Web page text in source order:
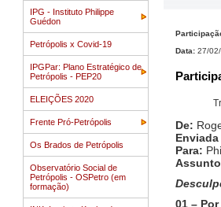
IPG - Instituto Philippe
Guédon
Petrópolis x Covid-19
IPGPar: Plano Estratégico de
Petrópolis - PEP20
ELEIÇÕES 2020
Frente Pró-Petrópolis
Os Brados de Petrópolis
Observatório Social de
Petrópolis - OSPetro (em
formação)
Data: 27/
De:
Enviada
Para:
01 –